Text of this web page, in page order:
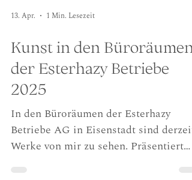
Kunst in den Büroräumen
der Esterhazy Betriebe
2025